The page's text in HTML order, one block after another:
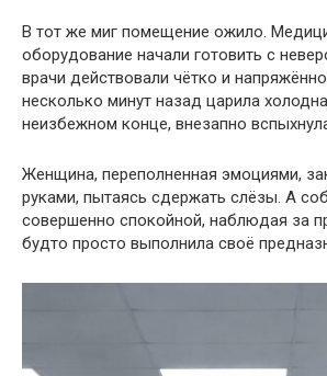
В тот же миг помещение ожило.
оборудование начали готовить с
врачи действовали чётко и
несколько минут назад царила
неизбежном конце, внезапно
Женщина, переполненная эмоциями,
руками, пытаясь сдержать слёзы. А
совершенно спокойной, наблюдая за
будто просто выполнила своё